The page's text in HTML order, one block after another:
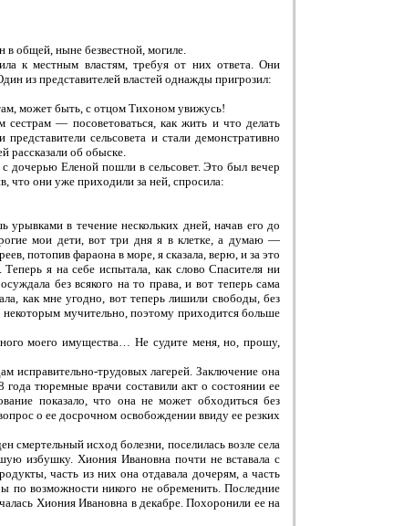
в общей, ныне безвестной, могиле.
к местным властям, требуя от них ответа. Они
из представителей властей однажды пригрозил:
может быть, с отцом Тихоном увижусь!
— посоветоваться, как жить и что делать
сельсовета и стали демонстративно
рассказали об обыске.
дочерью Еленой пошли в сельсовет. Это был вечер
что они уже приходили за ней, спросила:
в течение нескольких дней, начав его до
мои дети, вот три дня я в клетке, а думаю —
потопив фараона в море, я сказала, верю, и за это
я на себе испытала, как слово Спасителя ни
без всякого на то права, и вот теперь сама
как мне угодно, вот теперь лишили свободы, без
мучительно, поэтому приходится больше
моего имущества… Не судите меня, но, прошу,
трудовых лагерей. Заключение она
тюремные врачи составили акт о состоянии ее
показало, что она не может обходиться без
о ее досрочном освобождении ввиду ее резких
смертельный исход болезни, поселилась возле села
избушку. Хиония Ивановна почти не вставала с
часть из них она отдавала дочерям, а часть
по возможности никого не обременить. Последние
Хиония Ивановна в декабре. Похоронили ее на